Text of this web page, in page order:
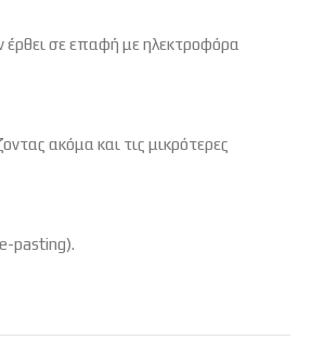
έρθει σε επαφή με ηλεκτροφόρα
ακόμα και τις μικρότερες
pasting).